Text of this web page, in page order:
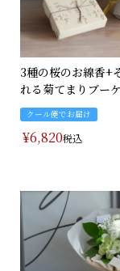
お問い合わせ
3種の桜のお線香+
れる菊てまりブー
クール便でお届け
¥6,820税込